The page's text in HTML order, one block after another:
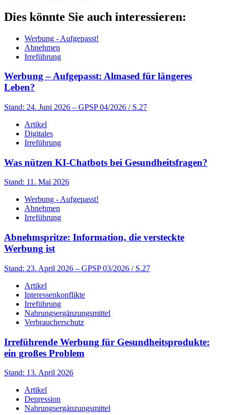
Dies könnte Sie auch interessieren:
Werbung - Aufgepasst!
Abnehmen
Irreführung
Werbung – Aufgepasst: Almased für längeres
Leben?
Stand: 24. Juni 2026 – GPSP 04/2026 / S.27
Artikel
Digitales
Irreführung
Was nützen KI-Chatbots bei Gesundheitsfragen?
Stand: 11. Mai 2026
Werbung - Aufgepasst!
Abnehmen
Irreführung
Abnehmspritze: Information, die versteckte
Werbung ist
Stand: 23. April 2026 – GPSP 03/2026 / S.27
Artikel
Interessenkonflikte
Irreführung
Nahrungsergänzungsmittel
Verbraucherschutz
Irreführende Werbung für Gesundheitsprodukte:
ein großes Problem
Stand: 13. April 2026
Artikel
Depression
Nahrungsergänzungsmittel